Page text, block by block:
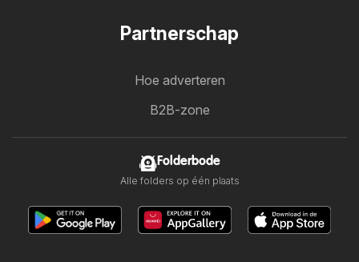
Partnerschap
Hoe adverteren
B2B-zone
Folderbode
Alle folders op één plaats